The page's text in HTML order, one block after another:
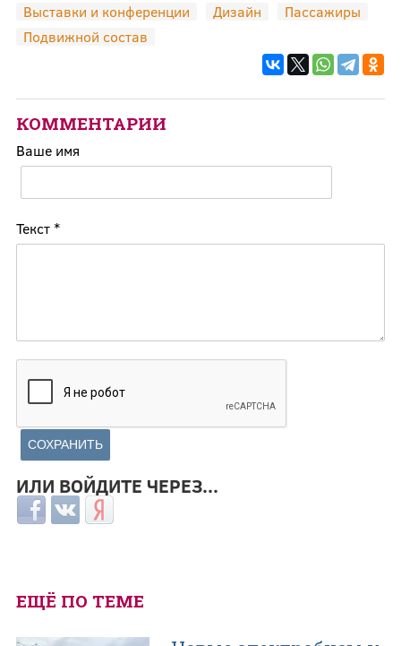
Выставки и конференции
Дизайн
Пассажиры
Подвижной состав
КОММЕНТАРИИ
Ваше имя
Текст *
ИЛИ ВОЙДИТЕ ЧЕРЕЗ...
Login with Facebook
Login with ВКонтакте
Login with Яндекс
ЕЩЁ ПО ТЕМЕ